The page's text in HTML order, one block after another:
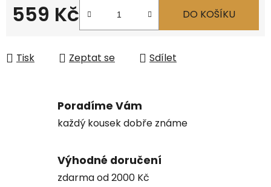
559 Kč DO KOŠÍKU
Tisk Zeptat se Sdílet
Poradíme Vám
každý kousek dobře známe
Výhodné doručení
zdarma od 2000 Kč